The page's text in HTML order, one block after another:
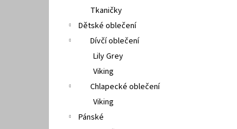
Tkaničky
Dětské oblečení
Dívčí oblečení
Lily Grey
Viking
Chlapecké oblečení
Viking
Pánské